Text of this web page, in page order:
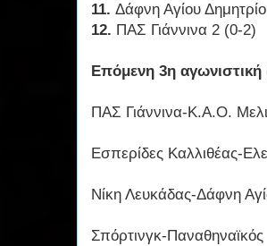
11. Δάφνη Αγίου
12. ΠΑΣ Γιάννινα 2 (0-2)
Επόμενη 3η αγωνιστική
ΠΑΣ Γιάννινα-Κ.Α.Ο.
Εσπερίδες Καλλιθέας-
Νίκη Λευκάδας-Δάφνη
Σπόρτινγκ-Παναθηναϊκός